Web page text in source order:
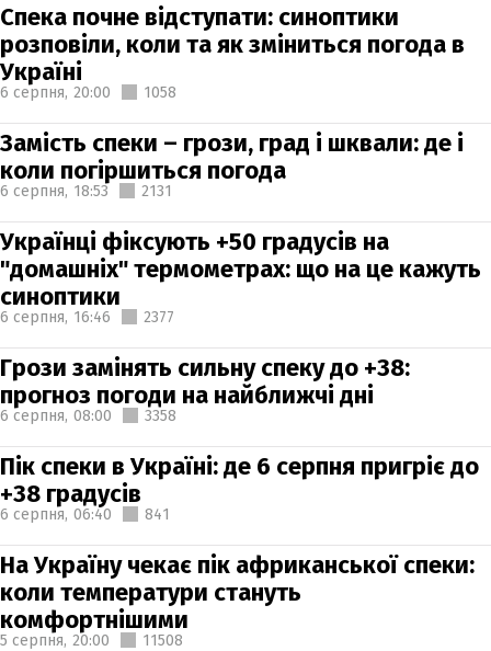
Спека почне відступати: синоптики
розповіли, коли та як зміниться погода в
Україні
6 серпня, 20:00 1058
Замість спеки – грози, град і шквали: де і
коли погіршиться погода
6 серпня, 18:53 2131
Українці фіксують +50 градусів на
"домашніх" термометрах: що на це кажуть
синоптики
6 серпня, 16:46 2377
Грози замінять сильну спеку до +38:
прогноз погоди на найближчі дні
6 серпня, 08:00 3358
Пік спеки в Україні: де 6 серпня пригріє до
+38 градусів
6 серпня, 06:40 841
На Україну чекає пік африканської спеки:
коли температури стануть
комфортнішими
5 серпня, 20:00 11508